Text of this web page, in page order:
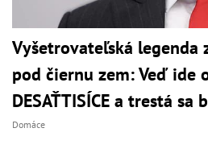
Vyšetrovateľská legenda
pod čiernu zem: Veď ide
DESAŤTISÍCE a trestá sa
Domáce